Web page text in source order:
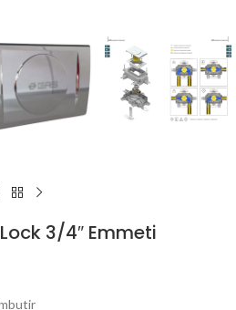
3/4″ Emmeti